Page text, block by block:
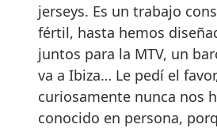
jerseys. Es un trabajo
fértil, hasta hemos
juntos para la MTV, un
va a Ibiza… Le pedí el
curiosamente nunca nos
conocido en persona,